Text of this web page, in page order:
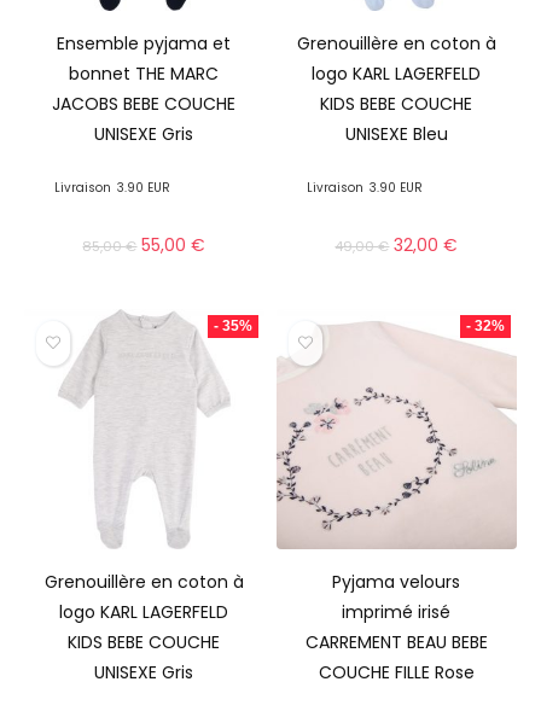
Ensemble pyjama et
bonnet THE MARC
JACOBS BEBE COUCHE
UNISEXE Gris
Livraison 3.90 EUR
85,00€ 55,00€
Grenouillère en coton à
logo KARL LAGERFELD
KIDS BEBE COUCHE
UNISEXE Bleu
Livraison 3.90 EUR
49,00€ 32,00€
- 35%
Grenouillère en coton à
logo KARL LAGERFELD
KIDS BEBE COUCHE
UNISEXE Gris
- 32%
Pyjama velours
imprimé irisé
CARREMENT BEAU BEBE
COUCHE FILLE Rose